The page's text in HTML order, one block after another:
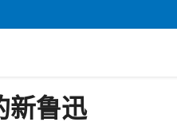
新鲁迅